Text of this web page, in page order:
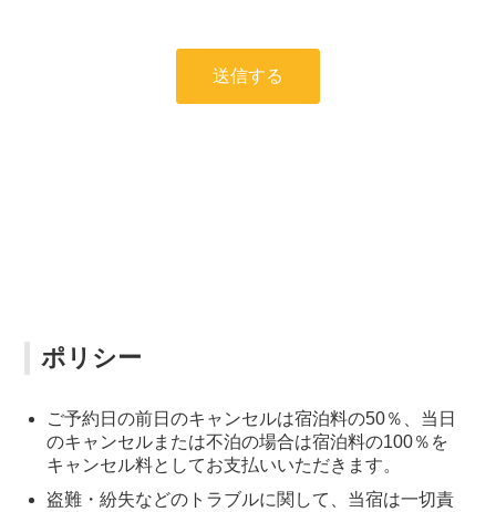
ポリシー
ご予約日の前日のキャンセルは宿泊料の50％、当日
のキャンセルまたは不泊の場合は宿泊料の100％を
キャンセル料としてお支払いいただきます。
盗難・紛失などのトラブルに関して、当宿は一切責